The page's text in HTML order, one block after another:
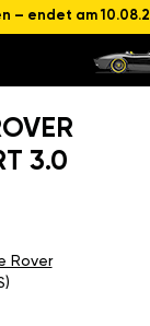
– endet am
3.0
Rover